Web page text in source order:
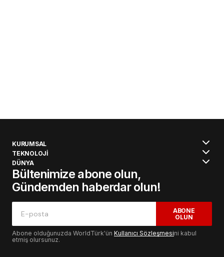
KURUMSAL
TEKNOLOJİ
DÜNYA
Bültenimize abone olun,
Gündemden haberdar olun!
ABONE
OLUN
Abone olduğunuzda WorldTürk'ün Kullanıcı Sözleşmesini kabul
etmiş olursunuz.